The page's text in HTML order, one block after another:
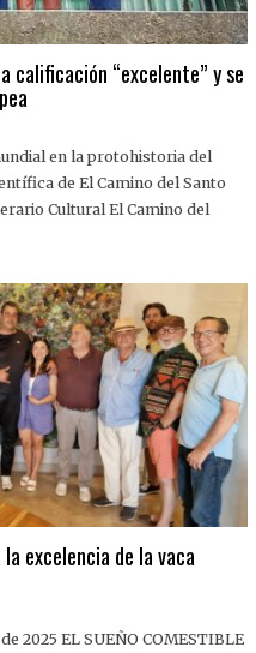
calificación “excelente” y se
en la protohistoria del
de El Camino del Santo
Cultural El Camino del
excelencia de la vaca
2025 EL SUEÑO COMESTIBLE